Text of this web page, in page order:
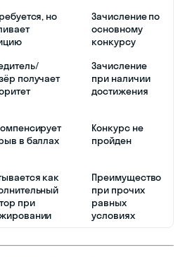
но
Зачисление по
основному
конкурсу
получает
Зачисление
при наличии
достижения
в баллах
Конкурс не
пройден
как
при
Преимущество
при прочих
равных
условиях